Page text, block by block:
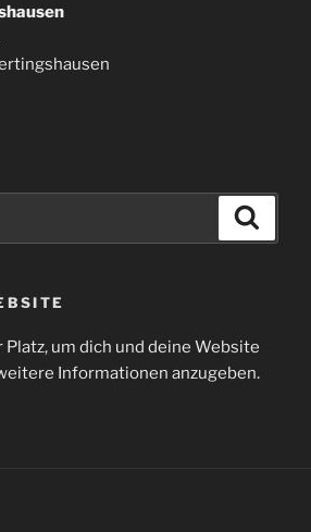
um dich und deine Website
Informationen anzugeben.